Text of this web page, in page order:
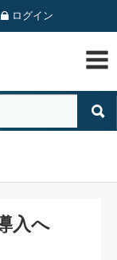
ログイン
入へ